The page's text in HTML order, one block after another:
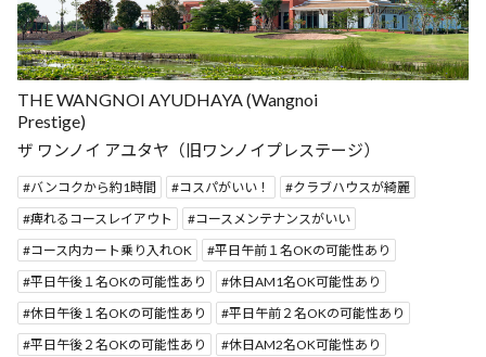
THE WANGNOI AYUDHAYA (Wangnoi
Prestige)
ザ ワンノイ アユタヤ（旧ワンノイプレステージ）
バンコクから約1時間 コスパがいい！
クラブハウスが綺麗
痺れるコースレイアウト
コースメンテナンスがいい
コース内カート乗り入れOK
平日午前１名OKの可能性あり
平日午後１名OKの可能性あり
休日AM1名OK可能性あり
休日午後１名OKの可能性あり
平日午前２名OKの可能性あり
平日午後２名OKの可能性あり
休日AM2名OK可能性あり